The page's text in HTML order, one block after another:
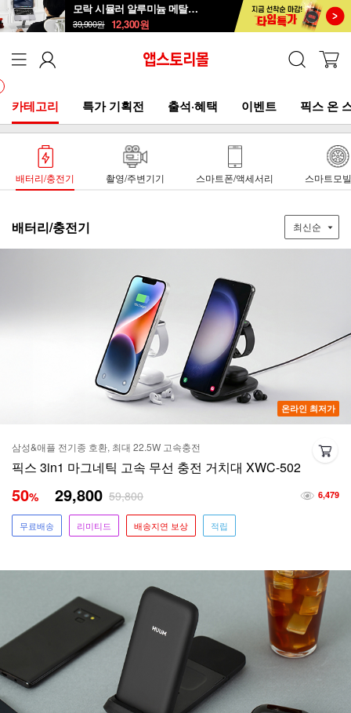
모락 시뮬러 알루미늄 메탈 접이식 노트북 거치대S
39,900원 12,300원
카테고리 특가 기획전 출석·혜택 이벤트 픽스 온
배터리/충전기 촬영/주변기기 스마트폰/액세서리 스마트모
배터리/충전기
온라인 최저가
삼성&애플 전기종 호환, 최대 22.5W 고속충전
픽스 3in1 마그네틱 고속 무선 충전 거치대 XWC-502
6,479
50% 29,800 59,800
무료배송 리미티드 배송지연 보상 적립